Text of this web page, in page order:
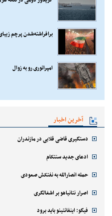
برافراشته‌شدن پرچم
امپراتوری رو به زوال
آخرین اخبار
دستگیری قاضی قلابی در مازندران
ادعای جدید سنتکام
حمله انصارالله به نفتکش صعودی
اصرار نتانیاهو بر اشغالگری
فیگو: اینفانتینو باید برود